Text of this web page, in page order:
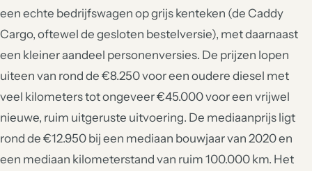
een echte bedrijfswagen op grijs kenteken (de Caddy
Cargo, oftewel de gesloten bestelversie), met daarnaast
een kleiner aandeel personenversies. De prijzen lopen
uiteen van rond de €8.250 voor een oudere diesel met
veel kilometers tot ongeveer €45.000 voor een vrijwel
nieuwe, ruim uitgeruste uitvoering. De mediaanprijs ligt
rond de €12.950 bij een mediaan bouwjaar van 2020 en
een mediaan kilometerstand van ruim 100.000 km. Het